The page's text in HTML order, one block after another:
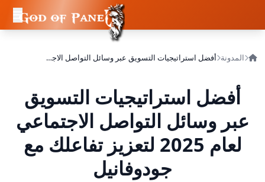
المدونة أفضل استراتيجيات التسويق عبر وسائل التواصل الاجتماعي لعام 2025 لتعزيز تفاعلك مع جودوفانيل
أفضل استراتيجيات التسويق
عبر وسائل التواصل الاجتماعي
لعام 2025 لتعزيز تفاعلك مع
جودوفانيل